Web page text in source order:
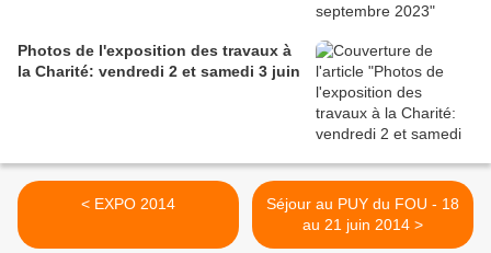
Photos de l'exposition des travaux à
la Charité: vendredi 2 et samedi 3 juin
< EXPO 2014
Séjour au PUY du FOU - 18
au 21 juin 2014 >